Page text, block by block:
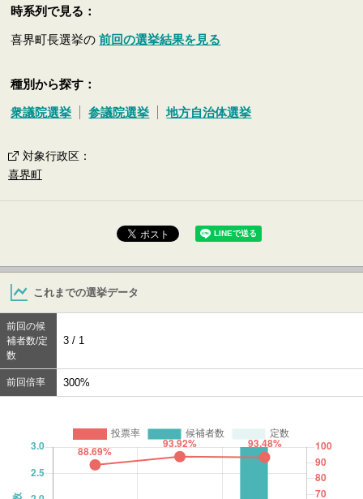
時系列で見る：
喜界町長選挙の前回の選挙結果を見る
種別から探す：
衆議院選挙 参議院選挙 地方自治体選挙
対象行政区 ：
喜界町
これまでの選挙データ
前回の候
補者数/定
数
3 / 1
前回倍率 300%